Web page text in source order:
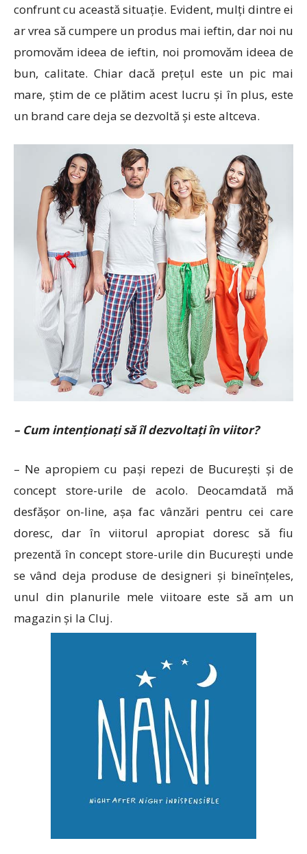
confrunt cu această situație. Evident, mulți dintre ei
ar vrea să cumpere un produs mai ieftin, dar noi nu
promovăm ideea de ieftin, noi promovăm ideea de
bun, calitate. Chiar dacă prețul este un pic mai
mare, știm de ce plătim acest lucru și în plus, este
un brand care deja se dezvoltă și este altceva.
– Cum intenționați să îl dezvoltați în viitor?
– Ne apropiem cu pași repezi de București și de
concept store-urile de acolo. Deocamdată mă
desfășor on-line, așa fac vânzări pentru cei care
doresc, dar în viitorul apropiat doresc să fiu
prezentă în concept store-urile din București unde
se vând deja produse de designeri și bineînțeles,
unul din planurile mele viitoare este să am un
magazin și la Cluj.